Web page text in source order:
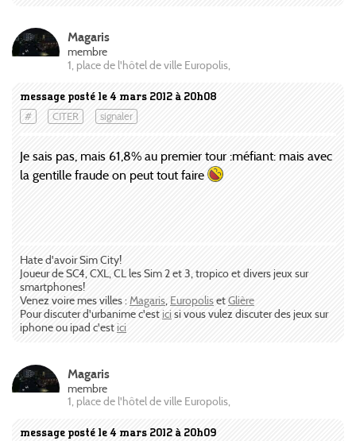
message posté le 4 mars 2012 à 20h08
# CITER signaler
Magaris
membre
1, place de l'hôtel de ville Europolis,
Je sais pas, mais 61,8% au premier tour :méfiant: mais avec
la gentille fraude on peut tout faire
Hate d'avoir Sim City!
Joueur de SC4, CXL, CL les Sim 2 et 3, tropico et divers jeux sur
smartphones!
Venez voire mes villes :Magaris, EuropolisetGlière
Pour discuter d'urbanime c'esticisi vous vulez discuter des jeux sur
iphone ou ipad c'estici
message posté le 4 mars 2012 à 20h09
Magaris
membre
1, place de l'hôtel de ville Europolis,